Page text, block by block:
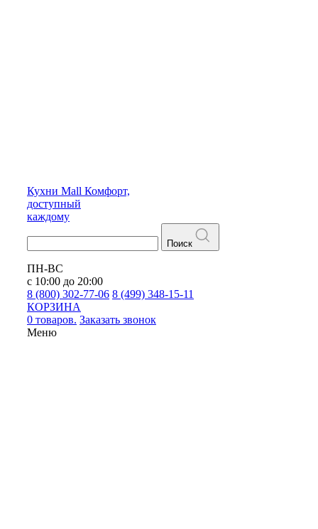
Кухни Mall Комфорт,
доступный
каждому
Поиск
ПН-ВС
с 10:00 до 20:00
8 (800) 302-77-06 8 (499) 348-15-11
КОРЗИНА
0 товаров. Заказать звонок
Меню